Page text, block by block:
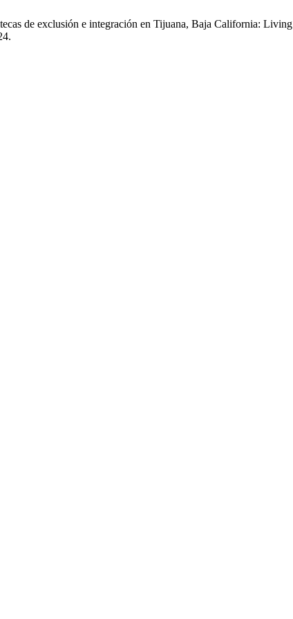
de exclusión e integración en Tijuana, Baja California: